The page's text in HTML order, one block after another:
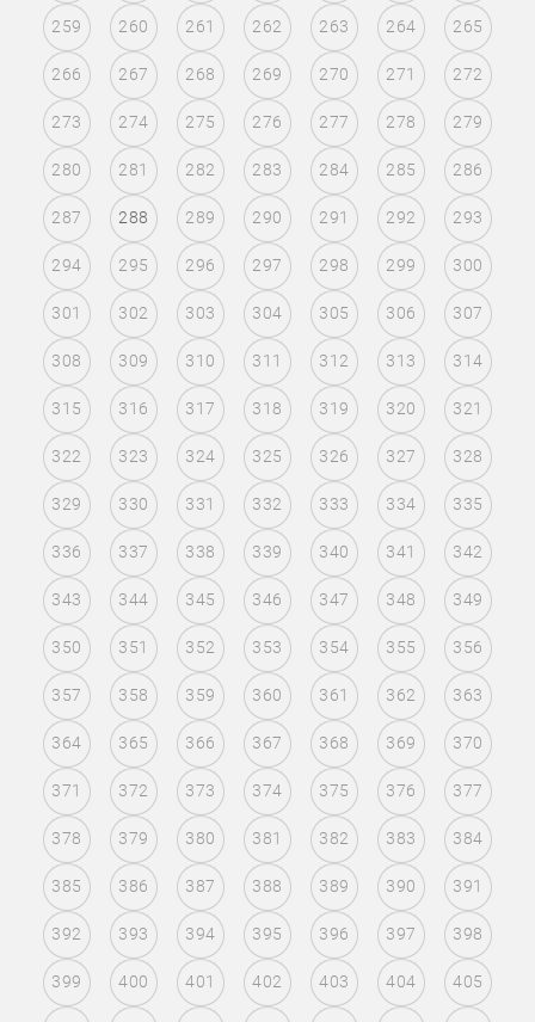
259 260 261 262 263 264 265
266 267 268 269 270 271 272
273 274 275 276 277 278 279
280 281 282 283 284 285 286
287 288 289 290 291 292 293
294 295 296 297 298 299 300
301 302 303 304 305 306 307
308 309 310 311 312 313 314
315 316 317 318 319 320 321
322 323 324 325 326 327 328
329 330 331 332 333 334 335
336 337 338 339 340 341 342
343 344 345 346 347 348 349
350 351 352 353 354 355 356
357 358 359 360 361 362 363
364 365 366 367 368 369 370
371 372 373 374 375 376 377
378 379 380 381 382 383 384
385 386 387 388 389 390 391
392 393 394 395 396 397 398
399 400 401 402 403 404 405